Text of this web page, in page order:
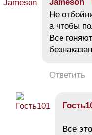
Jameson
Не
а чтобы
Все
Ответить
Все